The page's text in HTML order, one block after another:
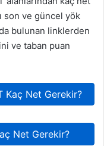
son ve güncel yök
bulunan linklerden
ve taban puan
Kaç Net Gerekir?
Net Gerekir?